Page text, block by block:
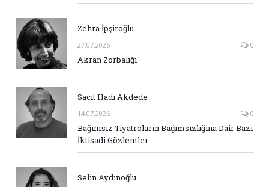
Zehra İpşiroğlu
27.07.2026 0
Akran Zorbalığı
Sacit Hadi Akdede
14.07.2026 0
Bağımsız Tiyatroların Bağımsızlığına Dair Bazı
İktisadi Gözlemler
Selin Aydınoğlu